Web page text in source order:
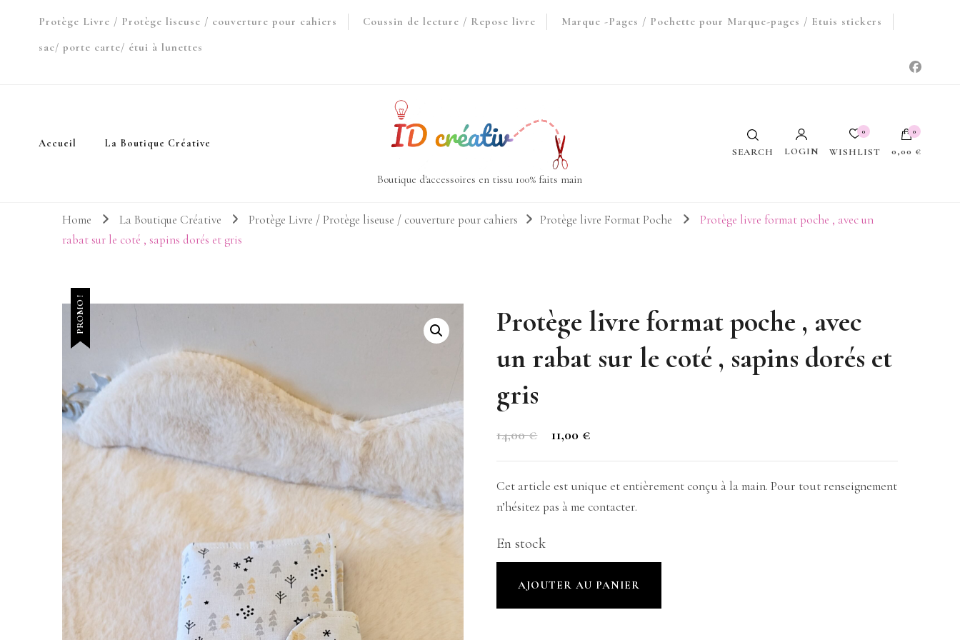
Protège Livre / Protège liseuse / couverture pour cahiers Coussin de lecture / Repose livre
Marque -Pages / Pochette pour Marque-pages / Etuis stickers
sac/ porte carte/ étui à lunettes
Accueil La Boutique Créative
Boutique d'accessoires en tissu 100% faits main
SEARCH LOGIN
0
WISHLIST
0
0,00 €
Home
La Boutique Créative Protège Livre / Protège liseuse / couverture pour cahiers Protège livre Format Poche
Protège livre format poche , avec un
rabat sur le coté , sapins dorés et gris
PROMO !
Protège livre format poche , avec
un rabat sur le coté , sapins dorés et
gris
14,00€
Le
prix
était :
11,00 €
prix
est :
Cet article est unique et entièrement conçu à la main. Pour tout renseignement
n’hésitez pas à me contacter.
En stock
AJOUTER AU PANIER